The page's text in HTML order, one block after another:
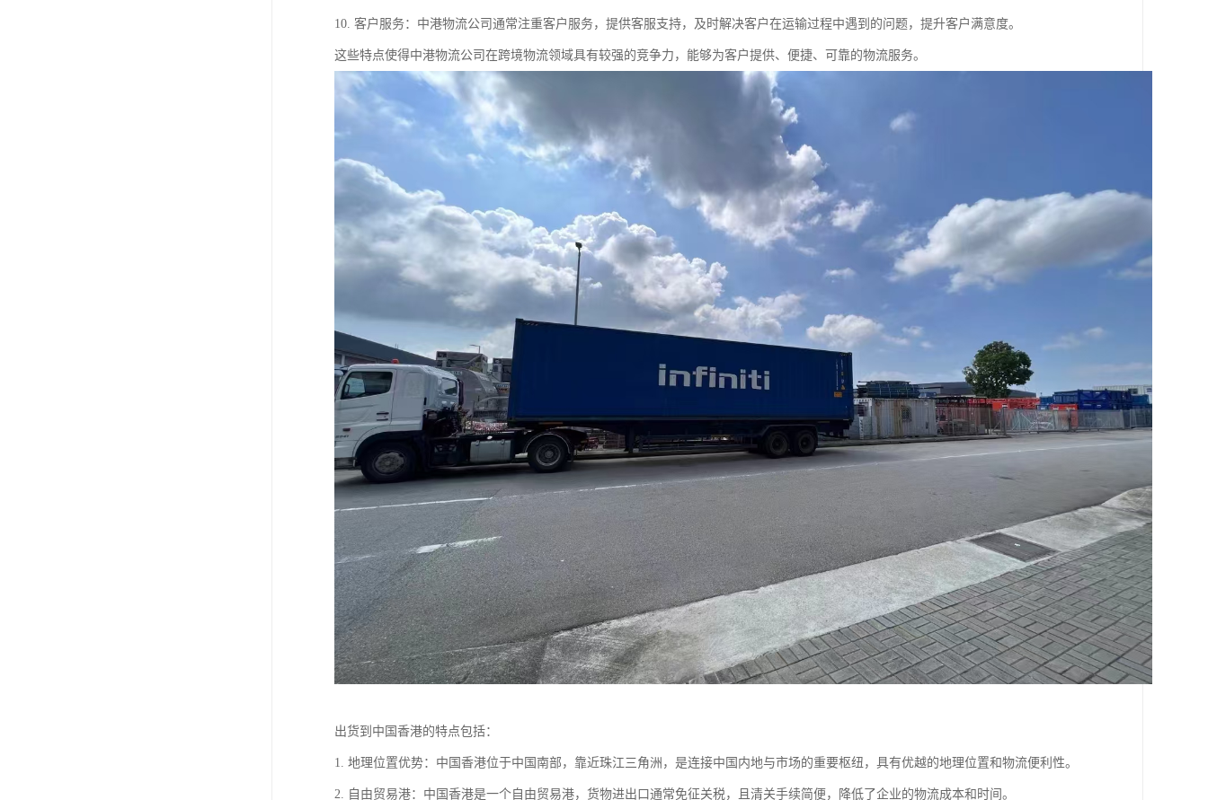
10. 客户服务：中港物流公司通常注重客户服务，提供客服支持，及时解决客户在运输过程中遇到的问题，提升客户满意度。
这些特点使得中港物流公司在跨境物流领域具有较强的竞争力，能够为客户提供、便捷、可靠的物流服务。
出货到中国香港的特点包括：
1. 地理位置优势：中国香港位于中国南部，靠近珠江三角洲，是连接中国内地与市场的重要枢纽，具有优越的地理位置和物流便利性。
2. 自由贸易港：中国香港是一个自由贸易港，货物进出口通常免征关税，且清关手续简便，降低了企业的物流成本和时间。